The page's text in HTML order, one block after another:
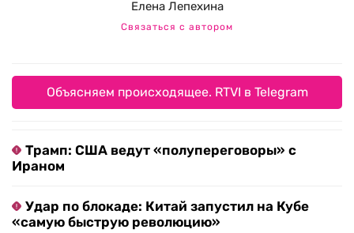
Елена Лепехина
Связаться с автором
Объясняем происходящее. RTVI в Telegram
Трамп: США ведут «полупереговоры» с
Ираном
Удар по блокаде: Китай запустил на Кубе
«самую быструю революцию»